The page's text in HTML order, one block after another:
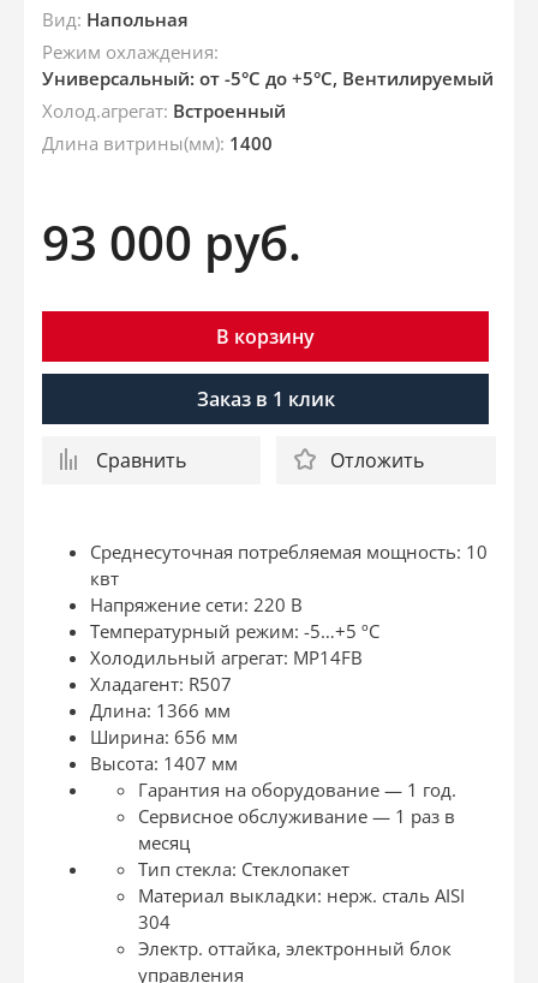
Вид: Напольная
Режим охлаждения:
Универсальный: от -5°C до +5°C, Вентилируемый
Холод.агрегат: Встроенный
Длина витрины(мм): 1400
93 000 руб.
В корзину
Заказ в 1 клик
Сравнить Отложить
Среднесуточная потребляемая мощность: 10
квт
Напряжение сети: 220 В
Температурный режим: -5…+5 ºС
Холодильный агрегат: MP14FB
Хладагент: R507
Длина: 1366 мм
Ширина: 656 мм
Высота: 1407 мм
Гарантия на оборудование — 1 год.
Сервисное обслуживание — 1 раз в
месяц
Тип стекла: Стеклопакет
Материал выкладки: нерж. сталь AISI
304
Электр. оттайка, электронный блок
управления